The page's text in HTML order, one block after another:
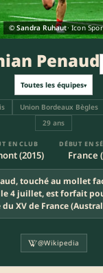
© Sandra Ruhaut· Icon
Penaud
Toutes les équipes▾
Union Bordeaux Bègles
29 ans
EN CLUB
(2015)
DÉBUT EN
France
touché au mollet
4 juillet, est forfait
XV de France
@Wikipedia